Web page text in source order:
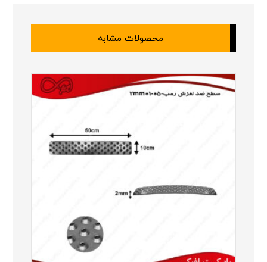
محصولات مشابه